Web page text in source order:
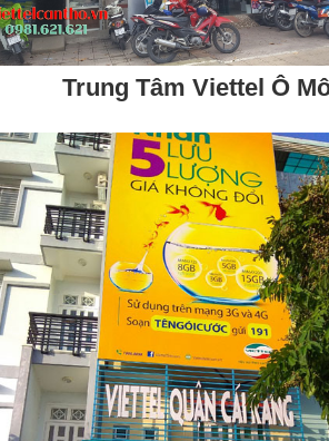
Trung Tâm Viettel Ô